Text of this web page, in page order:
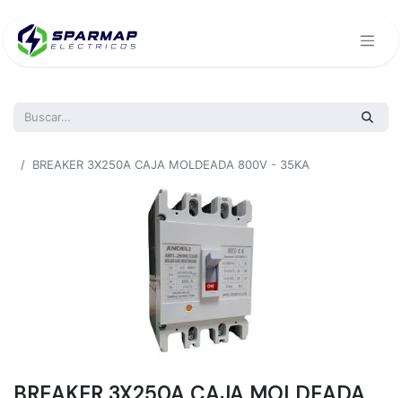
BREAKER 3X250A CAJA MOLDEADA 800V - 35KA